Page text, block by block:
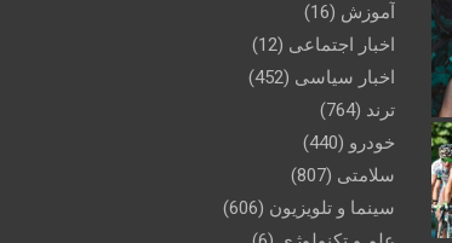
آموزش (16)
اخبار اجتماعی (12)
اخبار سیاسی (452)
ترند (764)
خودرو (440)
سلامتی (807)
سینما و تلویزیون (606)